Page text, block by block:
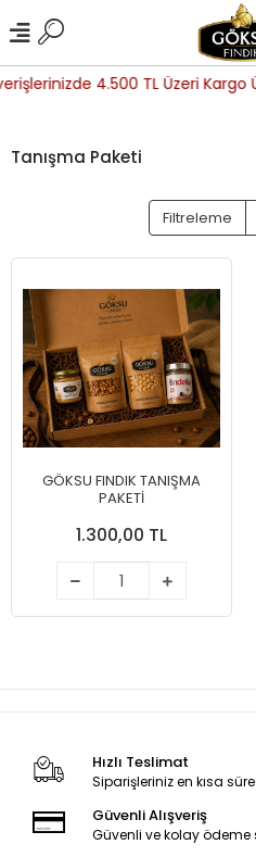
4.500 TL Üzeri Kargo
Tanışma Paketi
Filtreleme
GÖKSU FINDIK TANIŞMA
PAKETI
1.300,00 TL
Hızlı Teslimat
Siparişleriniz en kısa
Güvenli Alışveriş
Güvenli ve kolay ödeme